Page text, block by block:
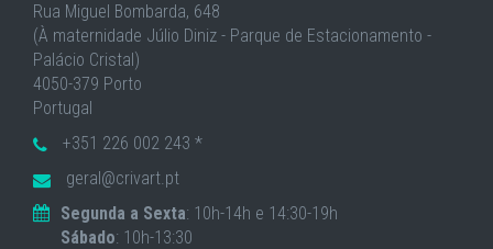
Rua Miguel Bombarda, 648
(À maternidade Júlio Diniz - Parque de Estacionamento -
Palácio Cristal)
4050-379 Porto
Portugal
+351 226 002 243 *
geral@crivart.pt
Segunda a Sexta: 10h-14h e 14:30-19h
Sábado: 10h-13:30